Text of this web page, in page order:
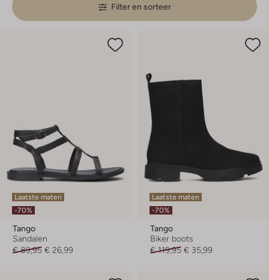
Filter en sorteer
Laatste maten
-70%
Tango
Sandalen
€ 89,95 € 26,99
Laatste maten
-70%
Tango
Biker boots
€ 119,95 € 35,99